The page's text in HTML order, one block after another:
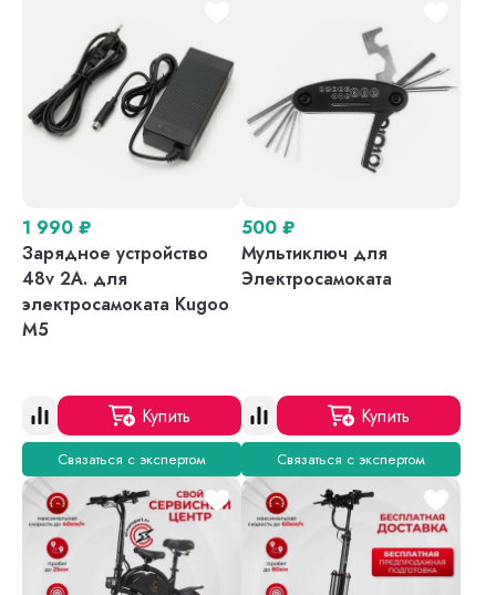
1 990 ₽
Зарядное устройство
48v 2A. для
электросамоката Kugoo
M5
Купить
Связаться с экспертом
500 ₽
Мультиключ для
Электросамоката
Купить
Связаться с экспертом